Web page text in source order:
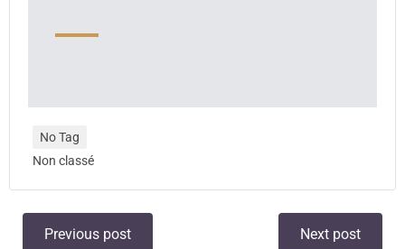
No Tag
Non classé
Previous post Next post